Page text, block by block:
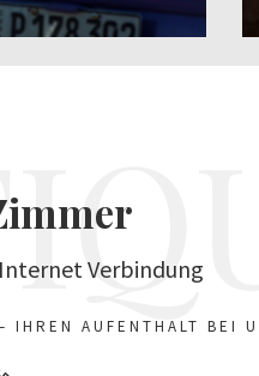
Verbindung
IHREN AUFENTHALT BEI